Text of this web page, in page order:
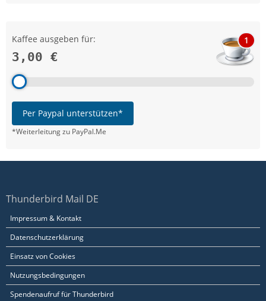
Kaffee ausgeben für:
3,00 €
1
Per Paypal unterstützen*
*Weiterleitung zu PayPal.Me
Thunderbird Mail DE
Impressum & Kontakt
Datenschutzerklärung
Einsatz von Cookies
Nutzungsbedingungen
Spendenaufruf für Thunderbird